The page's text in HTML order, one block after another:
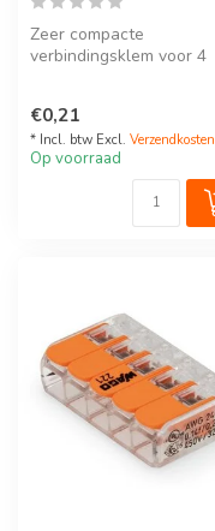
Zeer compacte
verbindingsklem voor 4
€0,21
* Incl. btw Excl. Verzendkosten
Op voorraad